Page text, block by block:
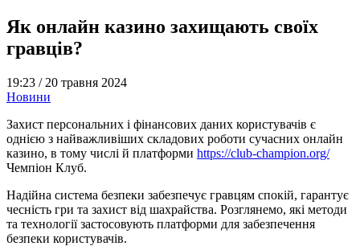
Як онлайн казино захищають своїх
гравців?
19:23 / 20 травня 2024
Новини
Захист персональних і фінансових даних користувачів є
однією з найважливіших складових роботи сучасних онлайн
казино, в тому числі й платформи https://club-champion.org/
Чемпіон Клуб.
Надійна система безпеки забезпечує гравцям спокій, гарантує
чесність гри та захист від шахрайства. Розглянемо, які методи
та технології застосовують платформи для забезпечення
безпеки користувачів.